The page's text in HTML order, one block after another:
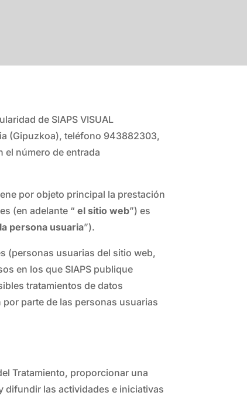
de SIAPS VISUAL
(Gipuzkoa), teléfono 943882303,
el número de entrada
por objeto principal la prestación
(en adelante “ el sitio web”) es
la persona usuaria”).
(personas usuarias del sitio web,
en los que SIAPS publique
tratamientos de datos
parte de las personas usuarias
Tratamiento, proporcionar una
difundir las actividades e iniciativas